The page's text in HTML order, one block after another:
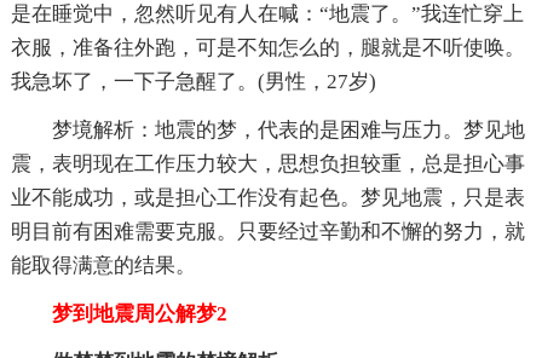
是在睡觉中，忽然听见有人在喊：“地震了。”我连忙穿上
衣服，准备往外跑，可是不知怎么的，腿就是不听使唤。
我急坏了，一下子急醒了。(男性，27岁)
梦境解析：地震的梦，代表的是困难与压力。梦见地
震，表明现在工作压力较大，思想负担较重，总是担心事
业不能成功，或是担心工作没有起色。梦见地震，只是表
明目前有困难需要克服。只要经过辛勤和不懈的努力，就
能取得满意的结果。
梦到地震周公解梦2